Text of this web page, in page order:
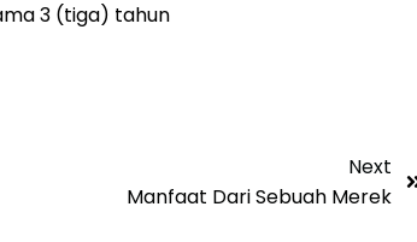
3 (tiga) tahun
Next
Manfaat Dari Sebuah Merek